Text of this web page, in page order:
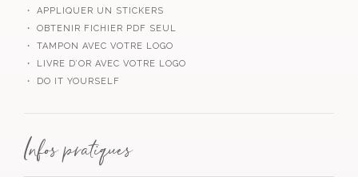
・ APPLIQUER UN STICKERS
・ OBTENIR FICHIER PDF SEUL
・ TAMPON AVEC VOTRE LOGO
・ LIVRE D’OR AVEC VOTRE LOGO
・ DO IT YOURSELF
Infos pratiques